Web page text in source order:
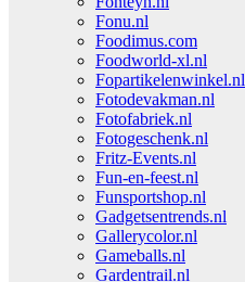
Fonu.nl
Foodimus.com
Foodworld-xl.nl
Fopartikelenwinkel.nl
Fotodevakman.nl
Fotofabriek.nl
Fotogeschenk.nl
Fritz-Events.nl
Fun-en-feest.nl
Funsportshop.nl
Gadgetsentrends.nl
Gallerycolor.nl
Gameballs.nl
Gardentrail.nl